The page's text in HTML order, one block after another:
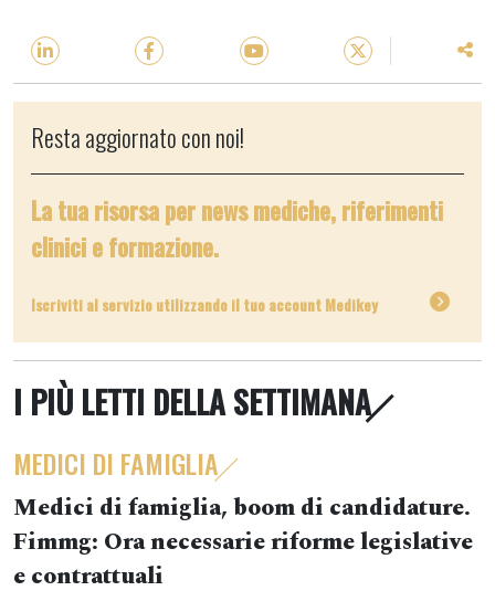
Resta aggiornato con noi!
La tua risorsa per news mediche, riferimenti
clinici e formazione.
Iscriviti al servizio utilizzando il tuo account Medikey
I PIÙ LETTI DELLA SETTIMANA
MEDICI DI FAMIGLIA
Medici di famiglia, boom di candidature.
Fimmg: Ora necessarie riforme legislative
e contrattuali